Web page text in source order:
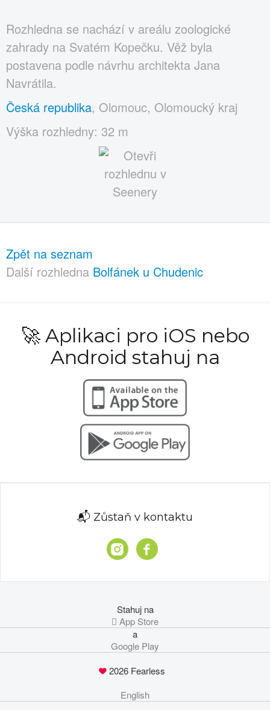
Rozhledna se nachází v areálu zoologické
zahrady na Svatém Kopečku. Věž byla
postavena podle návrhu architekta Jana
Navrátila.
Česká republika, Olomouc, Olomoucký kraj
Výška rozhledny: 32 m
Zpět na seznam
Další rozhledna Bolfánek u Chudenic
🚀 Aplikaci pro iOS nebo
Android stahuj na
📬 Zůstaň v kontaktu
Stahuj na
 App Store
a
Google Play
2026 Fearless
English